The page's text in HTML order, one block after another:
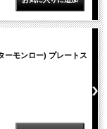
ーモンロー) プレートス